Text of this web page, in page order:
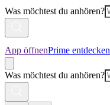
Was möchtest du anhören?
App öffnenPrime entdecken
Was möchtest du anhören?